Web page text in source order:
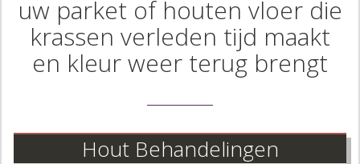
uw parket of houten vloer die
krassen verleden tijd maakt
en kleur weer terug brengt
Hout Behandelingen